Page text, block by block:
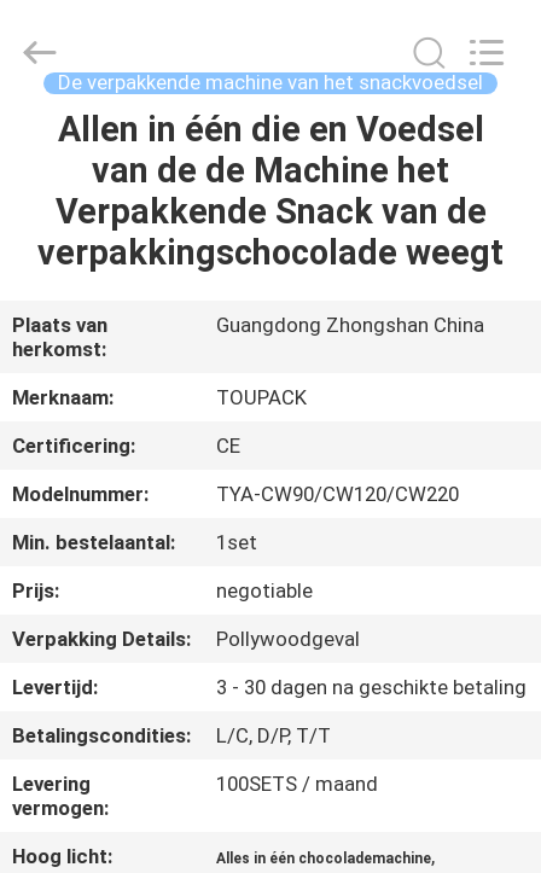
THUIS
PRODUCTEN
ONS
RONDLEIDING
DOOR
DE
FABRIEK
KWALITEITSCONTROLE
NEEM
CONTACT
ONS
OP
De verpakkende machine van het snackvoedsel
Allen in één die en Voedsel
van de de Machine het
Verpakkende Snack van de
verpakkingschocolade weegt
Plaats van
herkomst:
Guangdong Zhongshan China
Merknaam:
TOUPACK
Certificering:
CE
Modelnummer:
TYA-CW90/CW120/CW220
Min. bestelaantal:
1set
Prijs:
negotiable
Verpakking Details:
Pollywoodgeval
Levertijd:
3 - 30 dagen na geschikte betaling
Betalingscondities:
L/C, D/P, T/T
Levering
vermogen:
100SETS / maand
Hoog licht: Alles in één chocolademachine,